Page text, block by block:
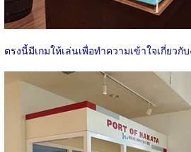
ตรงนี้มีเกมให้เล่นเพื่อทำความเข้าใจเกี่ยวกั